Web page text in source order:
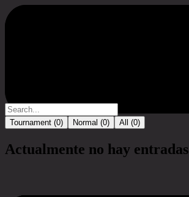
Tournament (0) Normal (0) All (0)
Actualmente no hay entradas